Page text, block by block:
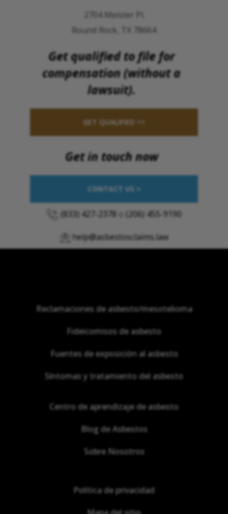
2704 Meister Pl.
Round Rock, TX 78664
Get qualified to file for
compensation (without a
lawsuit).
GET QUALIFIED >>
Get in touch now
CONTACT US >
(833) 427-2378 (206) 455-9190
help@asbestosclaims.law
Reclamaciones de asbesto/mesotelioma
Fideicomisos de asbesto
Fuentes de exposición al asbesto
Síntomas y tratamiento del asbesto
Centro de aprendizaje de asbesto
Blog de Asbestos
Sobre Nosotros
Política de privacidad